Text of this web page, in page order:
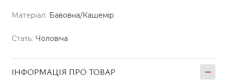
Матеріал: Бавовна/Кашемір
Стать: Чоловіча
ІНФОРМАЦІЯ ПРО ТОВАР